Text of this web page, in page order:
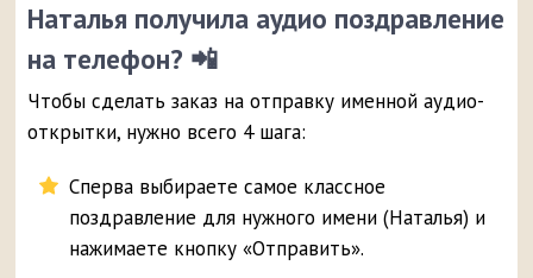
Наталья получила аудио поздравление
на телефон? 📲
Чтобы сделать заказ на отправку именной аудио-
открытки, нужно всего 4 шага:
Сперва выбираете самое классное
поздравление для нужного имени (Наталья) и
нажимаете кнопку «Отправить».